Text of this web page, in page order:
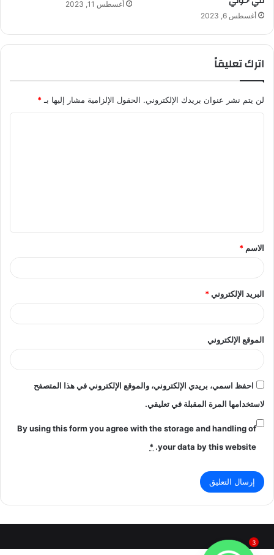
أغسطس 6, 2023
أغسطس 11, 2023
اترك تعليقاً
لن يتم نشر عنوان بريدك الإلكتروني. الحقول الإلزامية مشار إليها بـ *
ق
*
الاسم *
البريد الإلكتروني*
الموقع الإلكتروني
احفظ اسمي، بريدي الإلكتروني، والموقع الإلكتروني في هذا المتصفح
لاستخدامها المرة المقبلة في تعليقي.
By using this form you agree with the storage and handling of
your data by this website.
*
3